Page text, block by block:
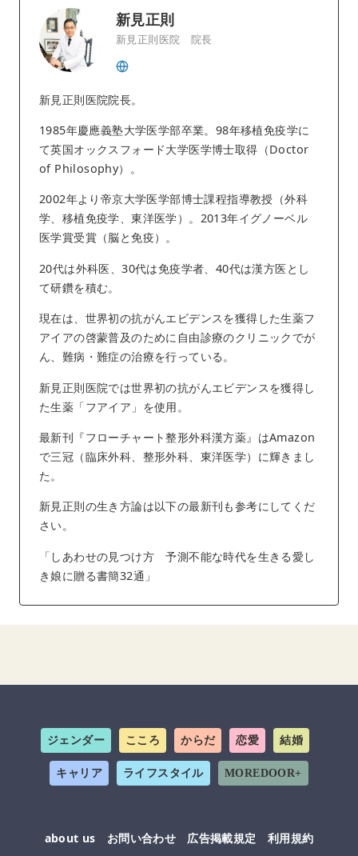
新見正則
新見正則医院 院長
新見正則医院院長。
1985年慶應義塾大学医学部卒業。98年移植免疫学に
て英国オックスフォード大学医学博士取得（Doctor
of Philosophy）。
2002年より帝京大学医学部博士課程指導教授（外科
学、移植免疫学、東洋医学）。2013年イグノーベル
医学賞受賞（脳と免疫）。
20代は外科医、30代は免疫学者、40代は漢方医とし
て研鑽を積む。
現在は、世界初の抗がんエビデンスを獲得した生薬フ
アイアの啓蒙普及のために自由診療のクリニックでが
ん、難病・難症の治療を行っている。
新見正則医院では世界初の抗がんエビデンスを獲得し
た生薬「フアイア」を使用。
最新刊『フローチャート整形外科漢方薬』はAmazon
で三冠（臨床外科、整形外科、東洋医学）に輝きまし
た。
新見正則の生き方論は以下の最新刊も参考にしてくだ
さい。
「しあわせの見つけ方 予測不能な時代を生きる愛し
き娘に贈る書簡32通」
ジェンダー こころ からだ 恋愛 結婚
キャリア ライフスタイル MOREDOOR+
about us お問い合わせ 広告掲載規定 利用規約